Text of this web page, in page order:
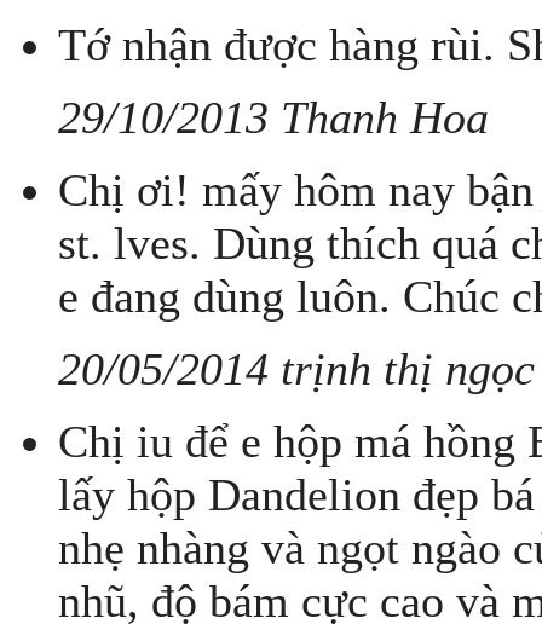
Tớ nhận được hàng rùi.
29/10/2013 Thanh Hoa
Chị ơi! mấy hôm nay
st. lves. Dùng thích quá
e đang dùng luôn. Chúc
20/05/2014 trịnh thị ngọc
Chị iu để e hộp má hồng
lấy hộp Dandelion đẹp
nhẹ nhàng và ngọt ngào
nhũ, độ bám cực cao và